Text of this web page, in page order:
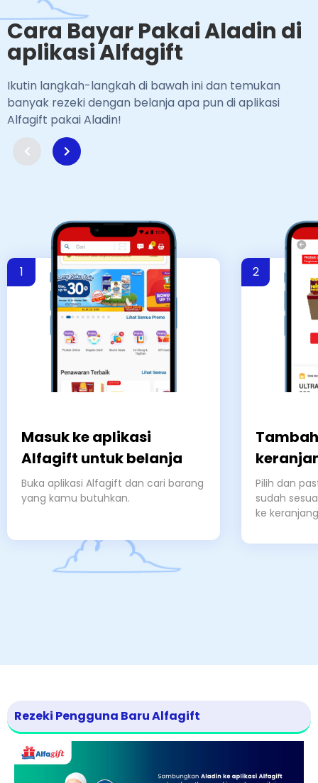
Cara Bayar Pakai Aladin di
aplikasi Alfagift
Ikutin langkah-langkah di bawah ini dan temukan
banyak rezeki dengan belanja apa pun di aplikasi
Alfagift pakai Aladin!
Masuk ke aplikasi
Alfagift untuk belanja
Buka aplikasi Alfagift dan cari barang
yang kamu butuhkan.
Pilih dan
sudah
ke
Rezeki Pengguna Baru Alfagift